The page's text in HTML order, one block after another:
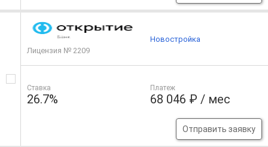
Лицензия № 2209
Ставка
26.7%
Платеж
68 046 ₽ / мес
Отправить заявку
Новостройка